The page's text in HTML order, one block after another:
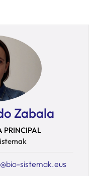
Zabala
PRINCIPAL
sistemak.eus